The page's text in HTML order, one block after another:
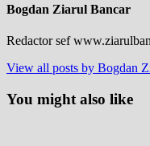
Bogdan Ziarul Bancar
Redactor sef
View all posts by Bogdan
You might also like